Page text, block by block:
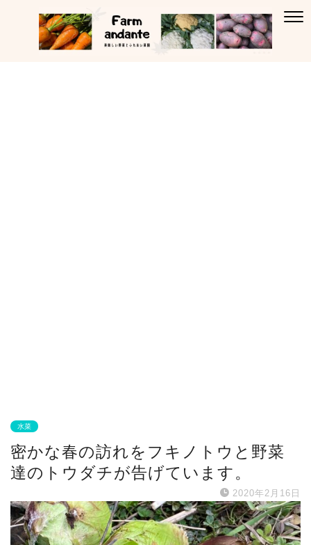
水菜
密かな春の訪れをフキノトウと野菜
達のトウダチが告げています。
2020年2月16日